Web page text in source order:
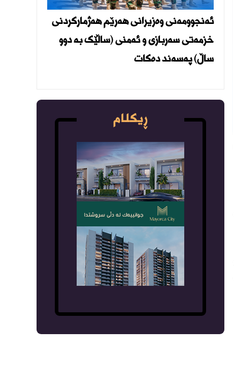
ئەنجوومەنی وەزیرانی هەرێم هەژمارکردنی
خزمەتی سەربازی و ئەمنی (ساڵێک بە دوو
ساڵ) پەسەند دەکات
ڕیکلام